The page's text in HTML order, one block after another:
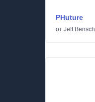
PHuture
от Jeff Bensch